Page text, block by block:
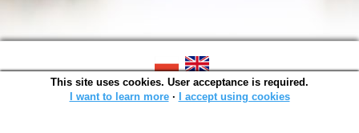
SOWA OPAC v. 6.11.7 (2026-07-08)
Generated in 0,0017 s.
This site uses cookies. User acceptance is required.
I want to learn more∙ I accept using cookies